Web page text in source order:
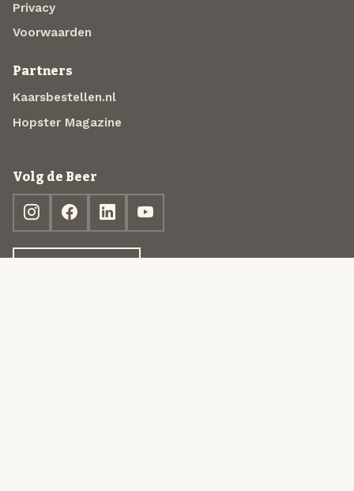
Privacy
Voorwaarden
Partners
Kaarsbestellen.nl
Hopster Magazine
Volg de Beer